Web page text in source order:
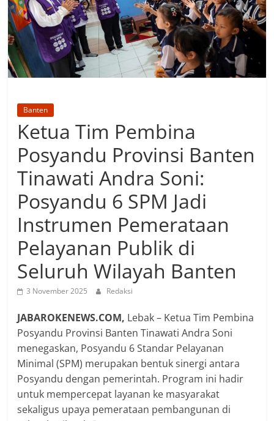
Banten
Ketua Tim Pembina
Posyandu Provinsi Banten
Tinawati Andra Soni:
Posyandu 6 SPM Jadi
Instrumen Pemerataan
Pelayanan Publik di
Seluruh Wilayah Banten
3 November 2025 Redaksi
JABAROKENEWS.COM, Lebak – Ketua Tim Pembina
Posyandu Provinsi Banten Tinawati Andra Soni
menegaskan, Posyandu 6 Standar Pelayanan
Minimal (SPM) merupakan bentuk sinergi antara
Posyandu dengan pemerintah. Program ini hadir
untuk mempercepat layanan ke masyarakat
sekaligus upaya pemerataan pembangunan di